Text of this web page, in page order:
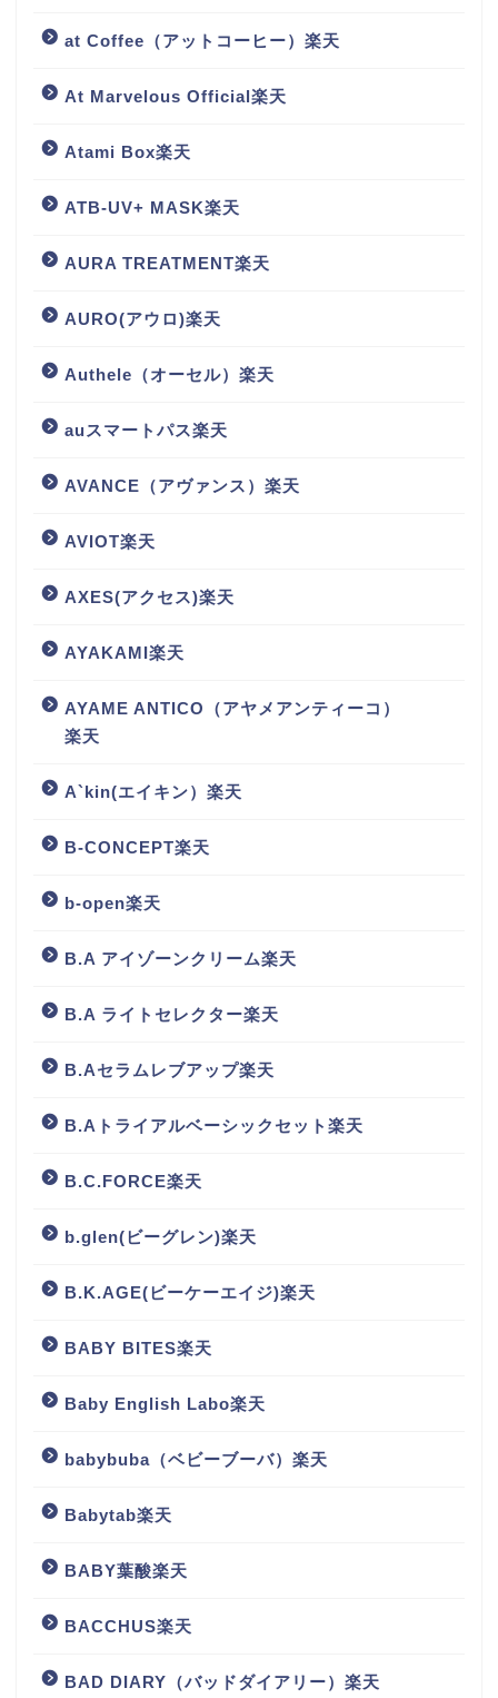
at Coffee（アットコーヒー）楽天
At Marvelous Official楽天
Atami Box楽天
ATB-UV+ MASK楽天
AURA TREATMENT楽天
AURO(アウロ)楽天
Authele（オーセル）楽天
auスマートパス楽天
AVANCE（アヴァンス）楽天
AVIOT楽天
AXES(アクセス)楽天
AYAKAMI楽天
AYAME ANTICO（アヤメアンティーコ）
楽天
A`kin(エイキン）楽天
B-CONCEPT楽天
b-open楽天
B.A アイゾーンクリーム楽天
B.A ライトセレクター楽天
B.Aセラムレブアップ楽天
B.Aトライアルベーシックセット楽天
B.C.FORCE楽天
b.glen(ビーグレン)楽天
B.K.AGE(ビーケーエイジ)楽天
BABY BITES楽天
Baby English Labo楽天
babybuba（ベビーブーバ）楽天
Babytab楽天
BABY葉酸楽天
BACCHUS楽天
BAD DIARY（バッドダイアリー）楽天